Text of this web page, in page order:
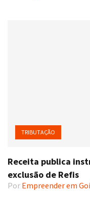
TRIBUTAÇÃO
Receita publica
exclusão de Refis
Por Empreender em